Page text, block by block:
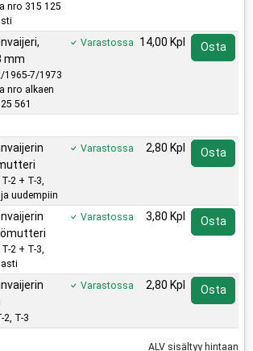
nro 315 125
mm
1965-7/1973
nro alkaen
561
Varastossa 14,00 Kpl Osta
2 + T-3,
uudempiin
Varastossa 2,80 Kpl Osta
2 + T-3,
Varastossa 3,80 Kpl Osta
2, T-3
Varastossa 2,80 Kpl Osta
ALV sisältyy hintaan